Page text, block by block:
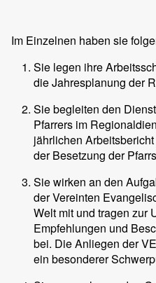
Im Einzelnen haben sie
Sie legen ihre
die Jahresplanung der
Sie begleiten den
Pfarrers im
jährlichen
der Besetzung der
Sie wirken an den
der Vereinten
Welt mit und tragen zur
Empfehlungen und
bei. Die Anliegen der
ein besonderer